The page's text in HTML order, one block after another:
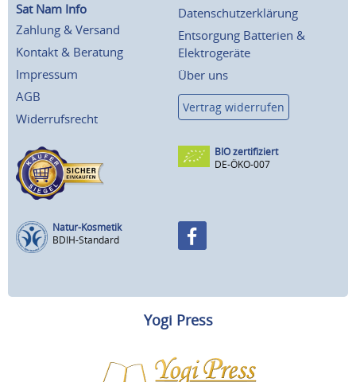
Sat Nam Info
Zahlung & Versand
Kontakt & Beratung
Impressum
AGB
Widerrufsrecht
Datenschutzerklärung
Entsorgung Batterien &
Elektrogeräte
Über uns
Vertrag widerrufen
BIO zertifiziert
DE-ÖKO-007
Natur-Kosmetik
BDIH-Standard
Yogi Press